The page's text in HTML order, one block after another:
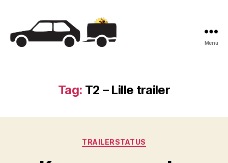
Menu
Tag: T2 – Lille trailer
Kategorier
TRAILERSTATUS